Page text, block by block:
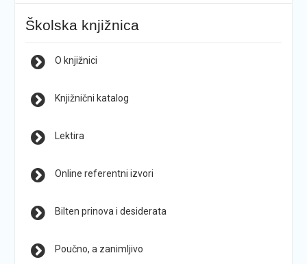
Školska knjižnica
O knjižnici
Knjižnični katalog
Lektira
Online referentni izvori
Bilten prinova i desiderata
Poučno, a zanimljivo